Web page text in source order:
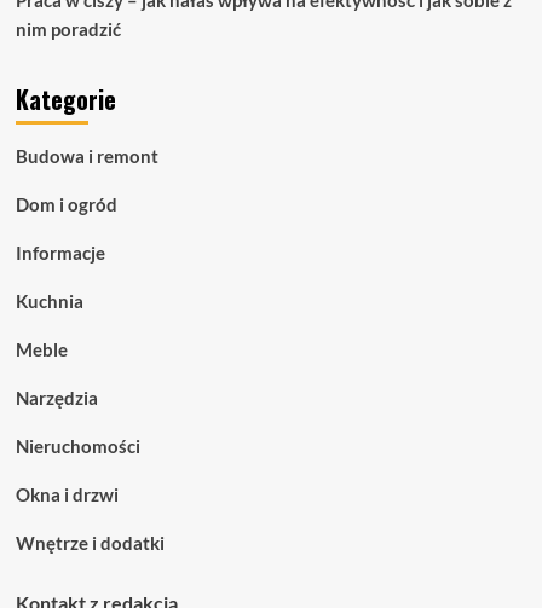
nim poradzić
Kategorie
Budowa i remont
Dom i ogród
Informacje
Kuchnia
Meble
Narzędzia
Nieruchomości
Okna i drzwi
Wnętrze i dodatki
Kontakt z redakcją